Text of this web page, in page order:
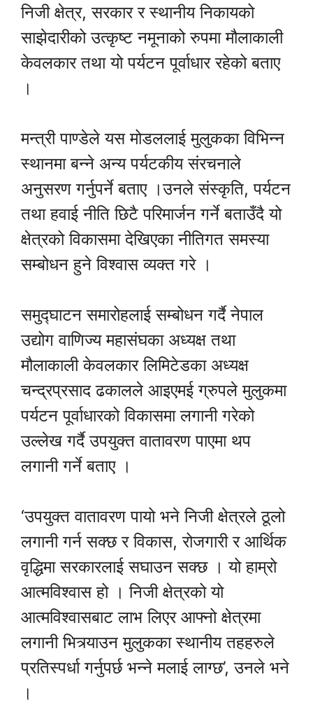
निजी क्षेत्र, सरकार र स्थानीय निकायको
साझेदारीको उत्कृष्ट नमूनाको रुपमा मौलाकाली
केवलकार तथा यो पर्यटन पूर्वाधार रहेको बताए
।
मन्त्री पाण्डेले यस मोडललाई मुलुकका विभिन्न
स्थानमा बन्ने अन्य पर्यटकीय संरचनाले
अनुसरण गर्नुपर्ने बताए ।उनले संस्कृति, पर्यटन
तथा हवाई नीति छिटै परिमार्जन गर्ने बताउँदै यो
क्षेत्रको विकासमा देखिएका नीतिगत समस्या
सम्बोधन हुने विश्वास व्यक्त गरे ।
समुद्घाटन समारोहलाई सम्बोधन गर्दै नेपाल
उद्योग वाणिज्य महासंघका अध्यक्ष तथा
मौलाकाली केवलकार लिमिटेडका अध्यक्ष
चन्द्रप्रसाद ढकालले आइएमई ग्रुपले मुलुकमा
पर्यटन पूर्वाधारको विकासमा लगानी गरेको
उल्लेख गर्दै उपयुक्त वातावरण पाएमा थप
लगानी गर्ने बताए ।
‘उपयुक्त वातावरण पायो भने निजी क्षेत्रले ठूलो
लगानी गर्न सक्छ र विकास, रोजगारी र आर्थिक
वृद्धिमा सरकारलाई सघाउन सक्छ । यो हाम्रो
आत्मविश्वास हो । निजी क्षेत्रको यो
आत्मविश्वासबाट लाभ लिएर आफ्नो क्षेत्रमा
लगानी भित्र्याउन मुलुकका स्थानीय तहहरुले
प्रतिस्पर्धा गर्नुपर्छ भन्ने मलाई लाग्छ’, उनले भने
।